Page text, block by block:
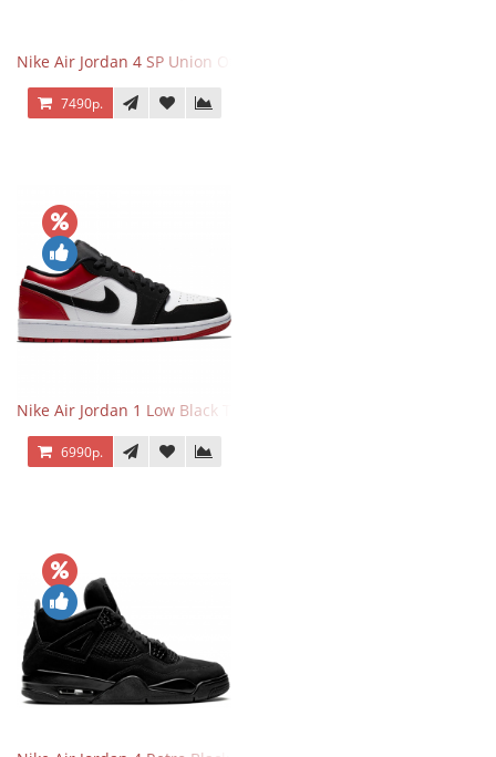
Nike Air Jordan 4 SP Union Off Noir
7490р.
Nike Air Jordan 1 Low Black Toe
6990р.